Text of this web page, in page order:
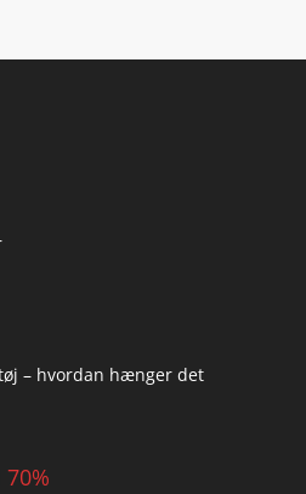
– hvordan hænger det